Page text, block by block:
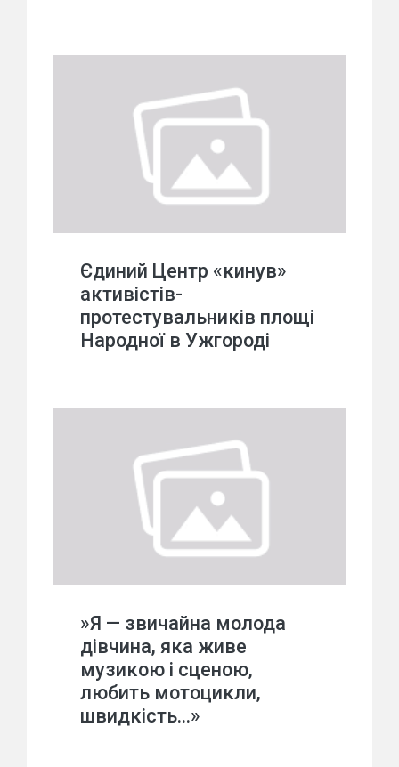
Єдиний Центр «кинув»
активістів-
протестувальників площі
Народної в Ужгороді
»Я — звичайна молода
дівчина, яка живе
музикою і сценою,
любить мотоцикли,
швидкість…»